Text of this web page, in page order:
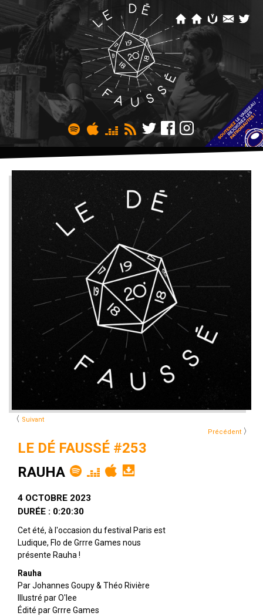
〈 Suivant
Précédent 〉
LE DÉ FAUSSÉ #253
RAUHA
4 OCTOBRE 2023
DURÉE : 0:20:30
Cet été, à l'occasion du festival Paris est
Ludique, Flo de Grrre Games nous
présente Rauha !
Rauha
Par Johannes Goupy & Théo Rivière
Illustré par O'lee
Édité par Grrre Games